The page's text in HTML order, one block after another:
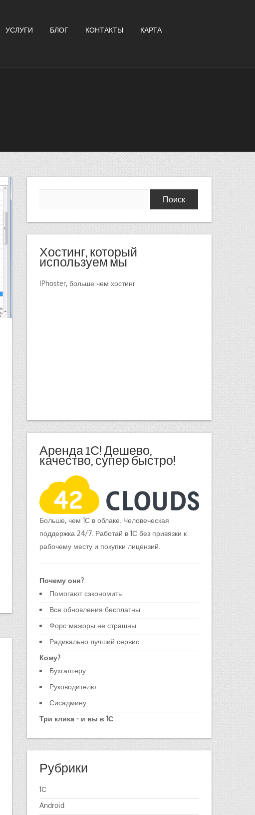
УСЛУГИ БЛОГ КОНТАКТЫ КАРТА
Хостинг, который
используем мы
IPhoster, больше чем хостинг
Аренда 1С! Дешево,
качество, супер быстро!
Больше, чем 1С в облаке. Человеческая
поддержка 24/7. Работай в 1С без привязки к
рабочему месту и покупки лицензий.
Почему они?
Помогают сэкономить
Все обновления бесплатны
Форс-мажоры не страшны
Радикально лучший сервис
Кому?
Бухгалтеру
Руководителю
Сисадмину
Три клика - и вы в 1С
Рубрики
1С
Android